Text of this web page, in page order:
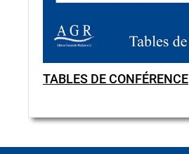
TABLES DE CONFÉRENCE